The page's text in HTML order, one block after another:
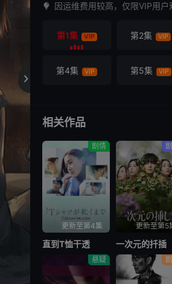

因运维费用较高，仅限VIP用户
第1集 VIP 第2集 VIP
第4集 VIP 第5集 VIP
相关作品
剧情
更新至第4集
直到T恤干透
更新至第5
一次元的扦插
悬疑